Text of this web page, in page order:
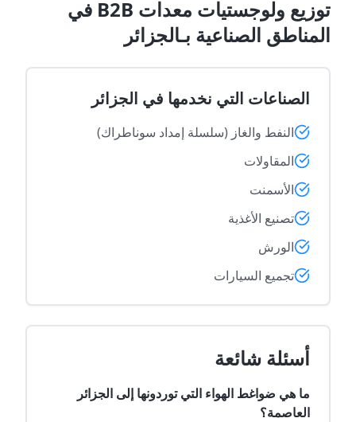
توزيع ولوجستيات معدات B2B في
المناطق الصناعية بـالجزائر
الصناعات التي نخدمها في الجزائر
النفط والغاز (سلسلة إمداد سوناطراك)
المقاولات
الأسمنت
تصنيع الأغذية
الورش
تجميع السيارات
أسئلة شائعة
ما هي ضواغط الهواء التي توردونها إلى الجزائر
العاصمة؟